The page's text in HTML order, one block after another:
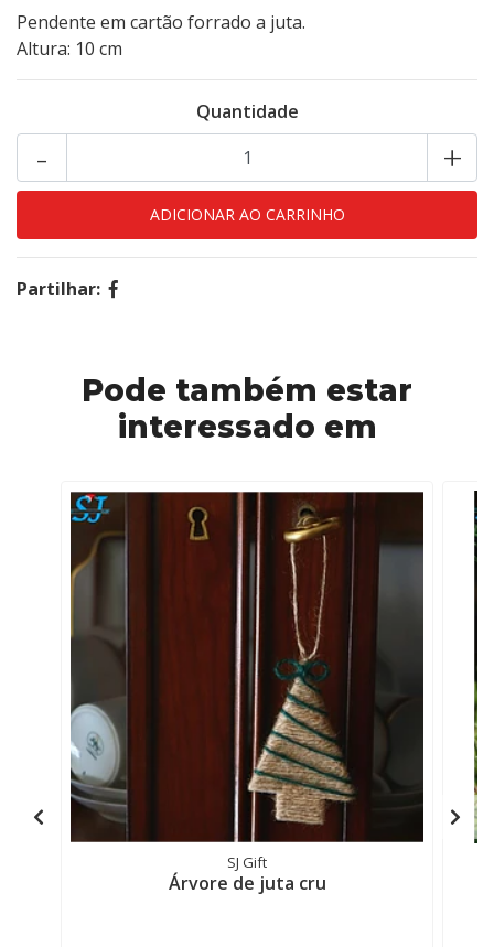
Pendente em cartão forrado a juta.
Altura: 10 cm
Quantidade
+
-
Partilhar:
Pode também estar
interessado em
SJ Gift
Árvore de juta cru